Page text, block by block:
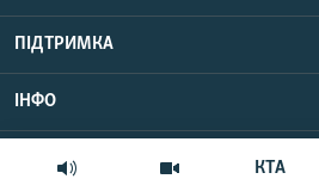
КТА
ПІДТРИМКА
ІНФО
© Крим.Реалії,